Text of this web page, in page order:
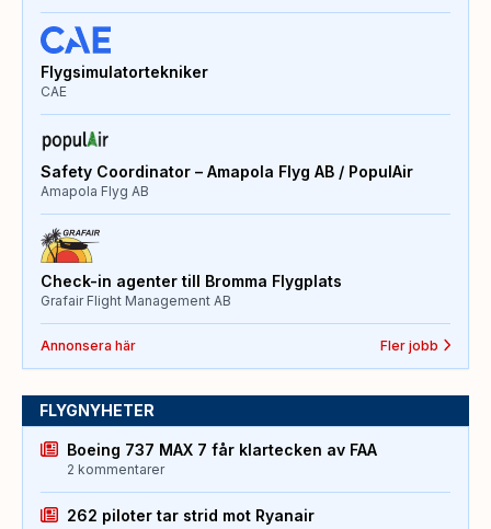
Flygsimulatortekniker
CAE
Safety Coordinator – Amapola Flyg AB / PopulAir
Amapola Flyg AB
Check-in agenter till Bromma Flygplats
Grafair Flight Management AB
Annonsera här Fler jobb
FLYGNYHETER
Boeing 737 MAX 7 får klartecken av FAA
2 kommentarer
262 piloter tar strid mot Ryanair